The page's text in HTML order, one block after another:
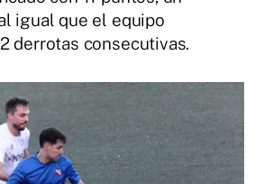
igual que el equipo
derrotas consecutivas.